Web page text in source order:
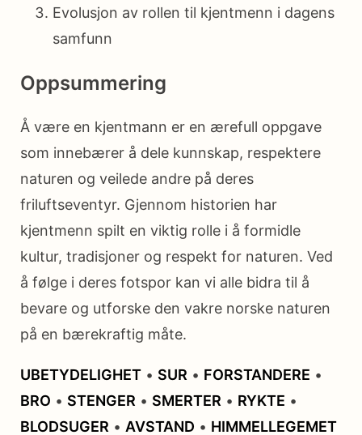
Evolusjon av rollen til kjentmenn i dagens
samfunn
Oppsummering
Å være en kjentmann er en ærefull oppgave
som innebærer å dele kunnskap, respektere
naturen og veilede andre på deres
friluftseventyr. Gjennom historien har
kjentmenn spilt en viktig rolle i å formidle
kultur, tradisjoner og respekt for naturen. Ved
å følge i deres fotspor kan vi alle bidra til å
bevare og utforske den vakre norske naturen
på en bærekraftig måte.
UBETYDELIGHET • SUR • FORSTANDERE •
BRO • STENGER • SMERTER • RYKTE •
BLODSUGER • AVSTAND • HIMMELLEGEMET